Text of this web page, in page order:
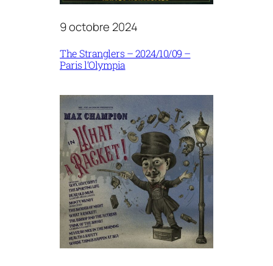
9 octobre 2024
The Stranglers – 2024/10/09 –
Paris l’Olympia